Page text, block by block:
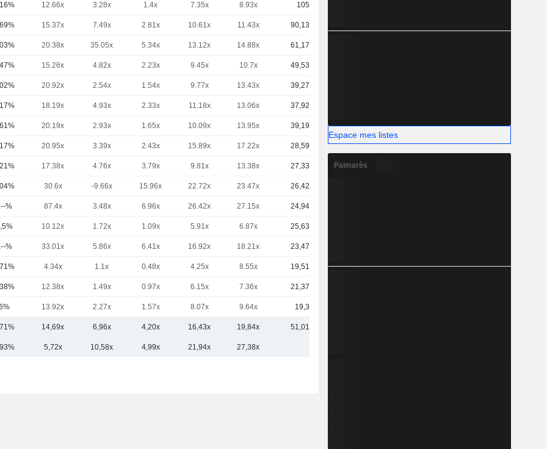
12.66x 3.28x 1.4x 7.35x 8.93x 105 Md
15.37x 7.49x 2.81x 10.61x 11.43x 90,13 Md
20.38x 35.05x 5.34x 13.12x 14.88x 61,17 Md
15.26x 4.82x 2.23x 9.45x 10.7x 49,53 Md
20.92x 2.54x 1.54x 9.77x 13.43x 39,27 Md
18.19x 4.93x 2.33x 11.18x 13.06x 37,92 Md
20.19x 2.93x 1.65x 10.09x 13.95x 39,19 Md
20.95x 3.39x 2.43x 15.89x 17.22x 28,59 Md
17.38x 4.76x 3.79x 9.81x 13.38x 27,33 Md
30.6x -9.66x 15.96x 22.72x 23.47x 26,42 Md
% 87.4x 3.48x 6.96x 26.42x 27.15x 24,94 Md
10.12x 1.72x 1.09x 5.91x 6.87x 25,63 Md
% 33.01x 5.86x 6.41x 16.92x 18.21x 23,47 Md
4.34x 1.1x 0.48x 4.25x 8.55x 19,51 Md
12.38x 1.49x 0.97x 6.15x 7.36x 21,37 Md
13.92x 2.27x 1.57x 8.07x 9.64x 19,3 Md
14,69x 6,96x 4,20x 16,43x 19,84x 51,01 Md
5,72x 10,58x 4,99x 21,94x 27,38x
Espace mes listes
Palmarès